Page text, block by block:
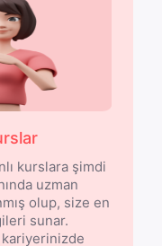
kurslara şimdi
uzman
olup, size en
sunar.